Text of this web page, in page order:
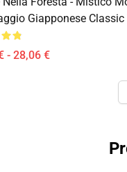
Giapponese Classic
- 28,06 €